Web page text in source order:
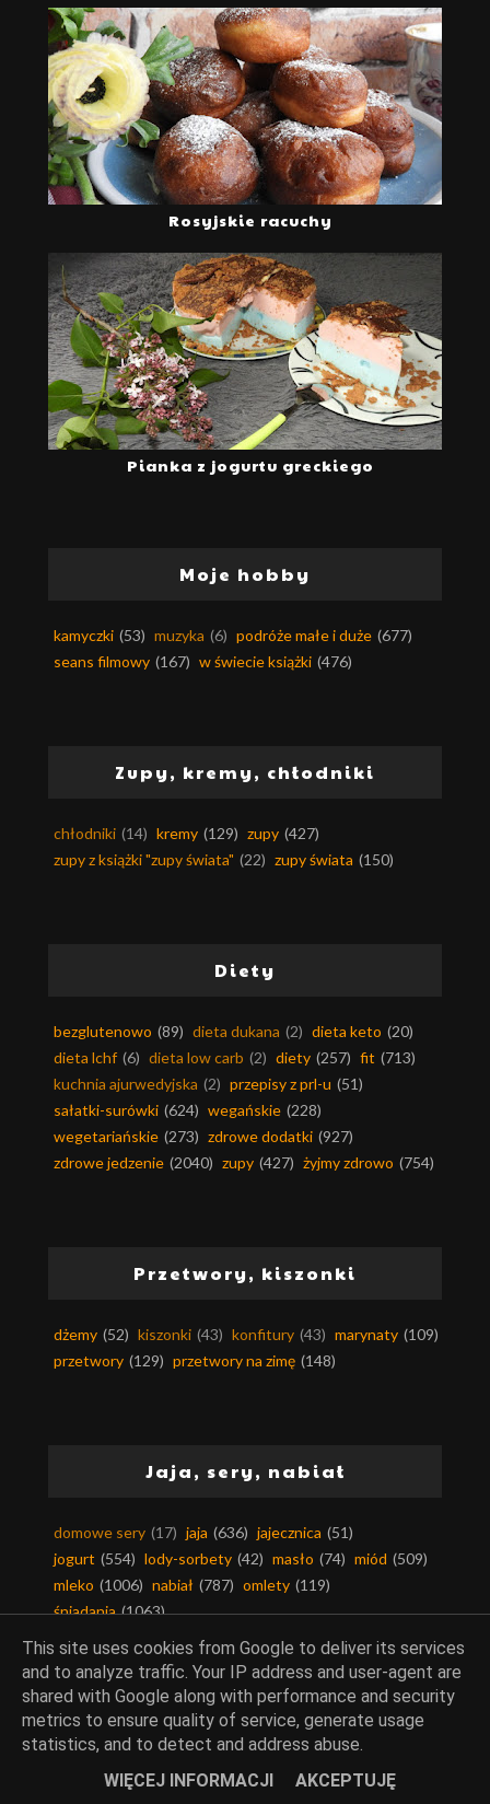
Rosyjskie racuchy
Pianka z jogurtu greckiego
Moje hobby
kamyczki (53) muzyka (6) podróże małe i duże (677)
seans filmowy (167) w świecie książki (476)
Zupy, kremy, chłodniki
chłodniki (14) kremy (129) zupy (427)
zupy z książki "zupy świata" (22) zupy świata (150)
Diety
bezglutenowo (89) dieta dukana (2) dieta keto (20)
dieta lchf (6) dieta low carb (2) diety (257) fit (713)
kuchnia ajurwedyjska (2) przepisy z prl-u (51)
sałatki-surówki (624) wegańskie (228)
wegetariańskie (273) zdrowe dodatki (927)
zdrowe jedzenie (2040) zupy (427) żyjmy zdrowo (754)
Przetwory, kiszonki
dżemy (52) kiszonki (43) konfitury (43) marynaty (109)
przetwory (129) przetwory na zimę (148)
Jaja, sery, nabiał
domowe sery (17) jaja (636) jajecznica (51)
jogurt (554) lody-sorbety (42) masło (74) miód (509)
mleko (1006) nabiał (787) omlety (119)
śniadania (1063)
Szybkowar, szynkowar,
kombiwar, dania
This site uses cookies from Google to deliver its services
and to analyze traffic. Your IP address and user-agent are
shared with Google along with performance and security
metrics to ensure quality of service, generate usage
statistics, and to detect and address abuse.
WIĘCEJ INFORMACJI
AKCEPTUJĘ